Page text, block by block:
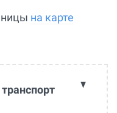
на карте